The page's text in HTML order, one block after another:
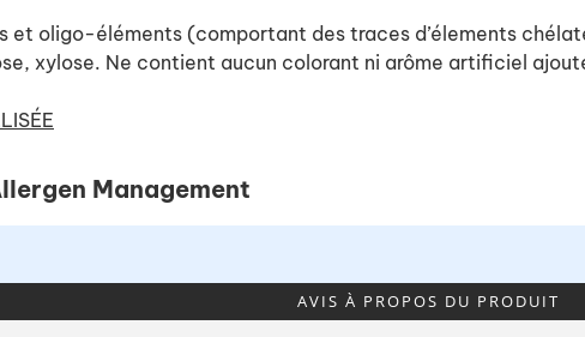
et oligo-éléments (comportant des traces d’élements
xylose. Ne contient aucun colorant ni arôme artificiel
Management
AVIS À PROPOS DU PRODUIT